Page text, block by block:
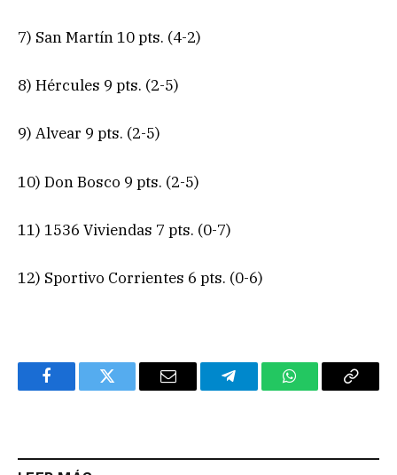
7) San Martín 10 pts. (4-2)
8) Hércules 9 pts. (2-5)
9) Alvear 9 pts. (2-5)
10) Don Bosco 9 pts. (2-5)
11) 1536 Viviendas 7 pts. (0-7)
12) Sportivo Corrientes 6 pts. (0-6)
FacebookTwitter Email TelegramWhatsAppCopy